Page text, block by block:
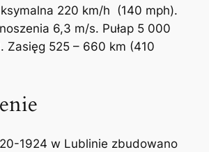
220 km/h (140 mph).
6,3 m/s. Pułap 5 000
Zasięg 525 – 660 km (410
1924 w Lublinie zbudowano